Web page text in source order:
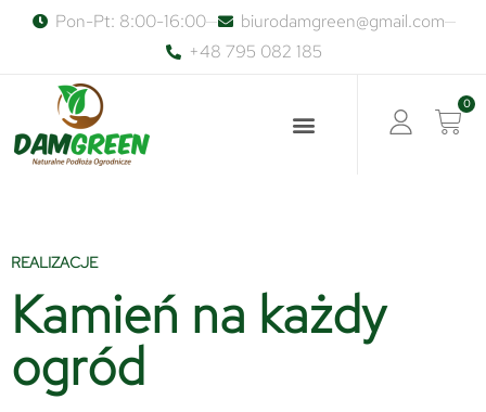
Pon-Pt: 8:00-16:00
biurodamgreen@gmail.com
+48 795 082 185
0
REALIZACJE
Kamień na każdy
ogród